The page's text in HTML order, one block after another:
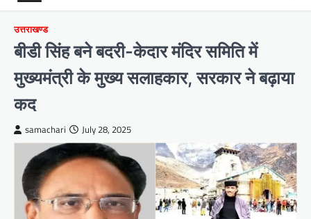
उत्तराखण्ड
बीडी सिंह बने बदरी-केदार मंदिर समिति में
मुख्यमंत्री के मुख्य सलाहकार, सरकार ने बढ़ाया
कद
samachari July 28, 2025